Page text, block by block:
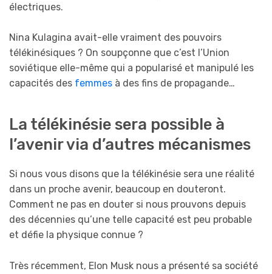
électriques.
Nina Kulagina avait-elle vraiment des pouvoirs
télékinésiques ? On soupçonne que c’est l’Union
soviétique elle-même qui a popularisé et manipulé les
capacités des femmes à des fins de propagande…
La télékinésie sera possible à
l’avenir via d’autres mécanismes
Si nous vous disons que la télékinésie sera une réalité
dans un proche avenir, beaucoup en douteront.
Comment ne pas en douter si nous prouvons depuis
des décennies qu’une telle capacité est peu probable
et défie la physique connue ?
Très récemment, Elon Musk nous a présenté sa société